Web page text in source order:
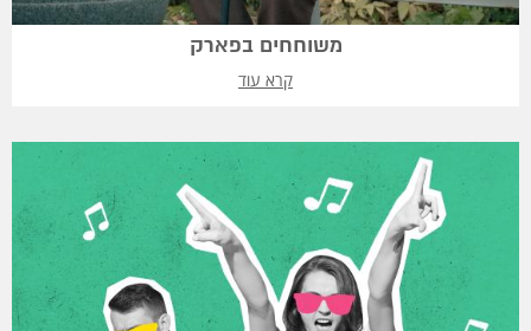
משוחחים בפארק
קרא עוד